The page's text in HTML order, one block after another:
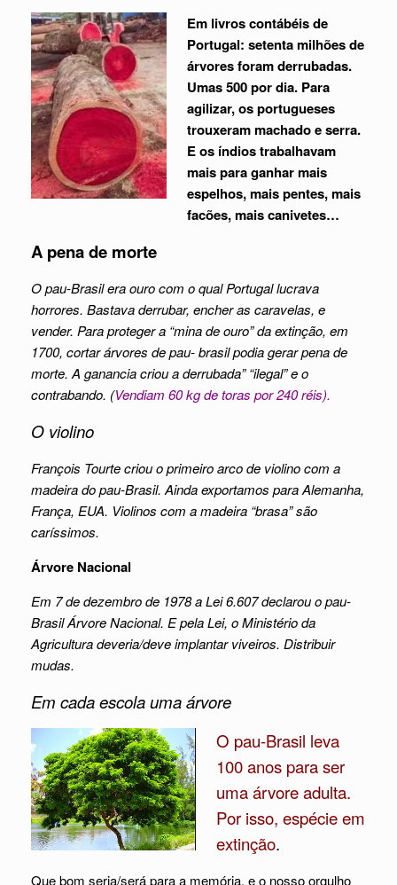
Em livros contábéis de
Portugal: setenta milhões de
árvores foram derrubadas.
Umas 500 por dia. Para
agilizar, os portugueses
trouxeram machado e serra.
E os índios trabalhavam
mais para ganhar mais
espelhos, mais pentes, mais
facões, mais canivetes…
A pena de morte
O pau-Brasil era ouro com o qual Portugal lucrava
horrores. Bastava derrubar, encher as caravelas, e
vender. Para proteger a “mina de ouro” da extinção, em
1700, cortar árvores de pau- brasil podia gerar pena de
morte. A ganancia criou a derrubada” “ilegal” e o
contrabando. (Vendiam 60 kg de toras por 240 réis).
O violino
François Tourte criou o primeiro arco de violino com a
madeira do pau-Brasil. Ainda exportamos para Alemanha,
França, EUA. Violinos com a madeira “brasa” são
caríssimos.
Árvore Nacional
Em 7 de dezembro de 1978 a Lei 6.607 declarou o pau-
Brasil Árvore Nacional. E pela Lei, o Ministério da
Agricultura deveria/deve implantar viveiros. Distribuir
mudas.
Em cada escola uma árvore
O pau-Brasil leva
100 anos para ser
uma árvore adulta.
Por isso, espécie em
extinção.
Que bom seria/será para a memória, e o nosso orgulho